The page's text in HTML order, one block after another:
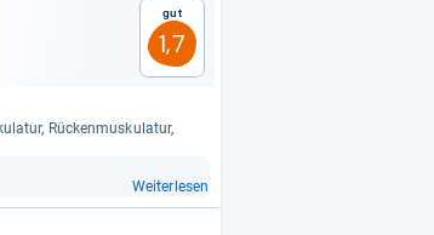
Gut
1,7
Rücken­mus­ku­la­tur,
Weiterlesen